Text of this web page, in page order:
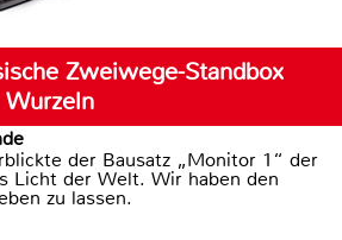
Zweiwege-Standbox
der Bausatz „Monitor 1“ der
Licht der Welt. Wir haben den
zu lassen.